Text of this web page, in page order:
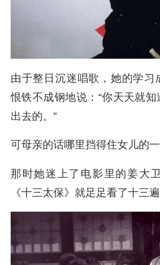
由于整日沉迷唱歌，她的学习
恨铁不成钢地说：“你天天就
出去的。”
可母亲的话哪里挡得住女儿的一
那时她迷上了电影里的姜大
《十三太保》就足足看了十三遍